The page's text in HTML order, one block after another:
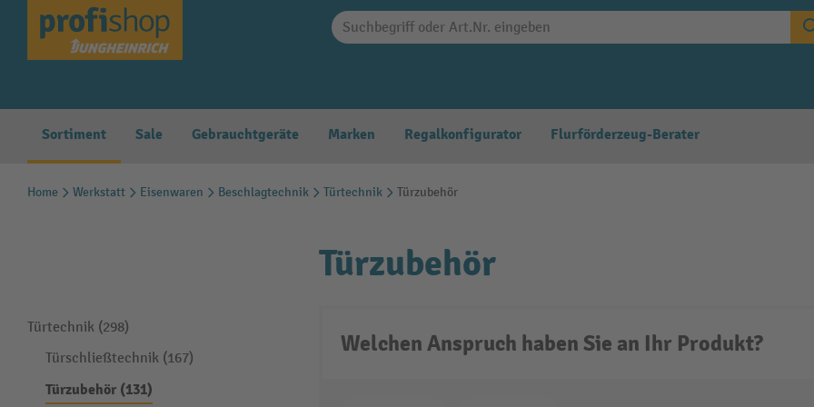
Zur Hauptnavigation springen
Sortiment Sale Gebrauchtgeräte Marken Regalkonfigurator Flurförderzeug-Berater
Home Werkstatt Eisenwaren Beschlagtechnik Türtechnik Türzubehör
Türtechnik (298)
Türschließtechnik (167)
Türzubehör (131)
Türzubehör
Welchen Anspruch haben Sie an Ihr Produkt?